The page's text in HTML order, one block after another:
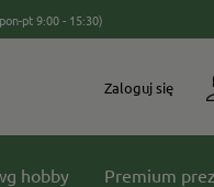
pt 9:00 - 15:30)
Zaloguj się
hobby Premium